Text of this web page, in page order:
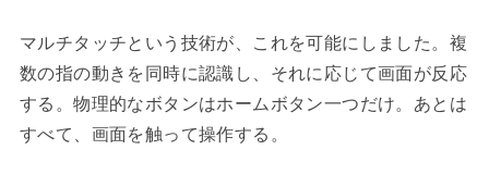
マルチタッチという技術が、これを可能にしました。複
数の指の動きを同時に認識し、それに応じて画面が反応
する。物理的なボタンはホームボタン一つだけ。あとは
すべて、画面を触って操作する。